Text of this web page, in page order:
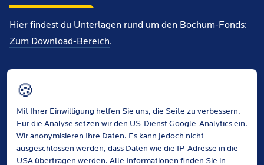
Hier findest du Unterlagen rund um den Bochum-Fonds:
Zum Download-Bereich.
Antragsformular (PDF, 51KB)
Finanzierungsplan (PDF, 218KB)
🍪
Mit Ihrer Einwilligung helfen Sie uns, die Seite zu verbessern.
Für die Analyse setzen wir den US-Dienst Google-Analytics ein.
Wir anonymisieren Ihre Daten. Es kann jedoch nicht
ausgeschlossen werden, dass Daten wie die IP-Adresse in die
USA übertragen werden. Alle Informationen finden Sie in